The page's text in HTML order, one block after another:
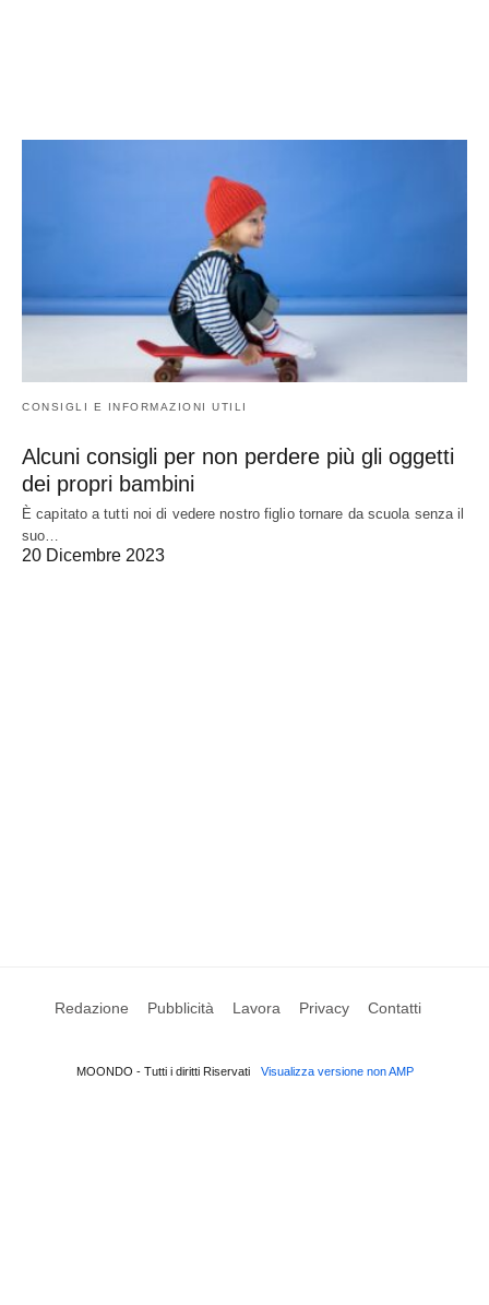
CONSIGLI E INFORMAZIONI UTILI
Alcuni consigli per non perdere più gli oggetti
dei propri bambini
È capitato a tutti noi di vedere nostro figlio tornare da scuola senza il
suo…
20 Dicembre 2023
Redazione Pubblicità Lavora Privacy Contatti
MOONDO - Tutti i diritti Riservati Visualizza versione non AMP